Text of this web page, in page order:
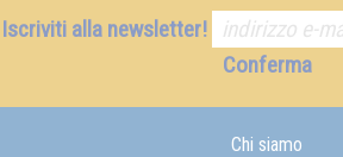
Iscriviti alla newsletter!
Conferma
Chi siamo